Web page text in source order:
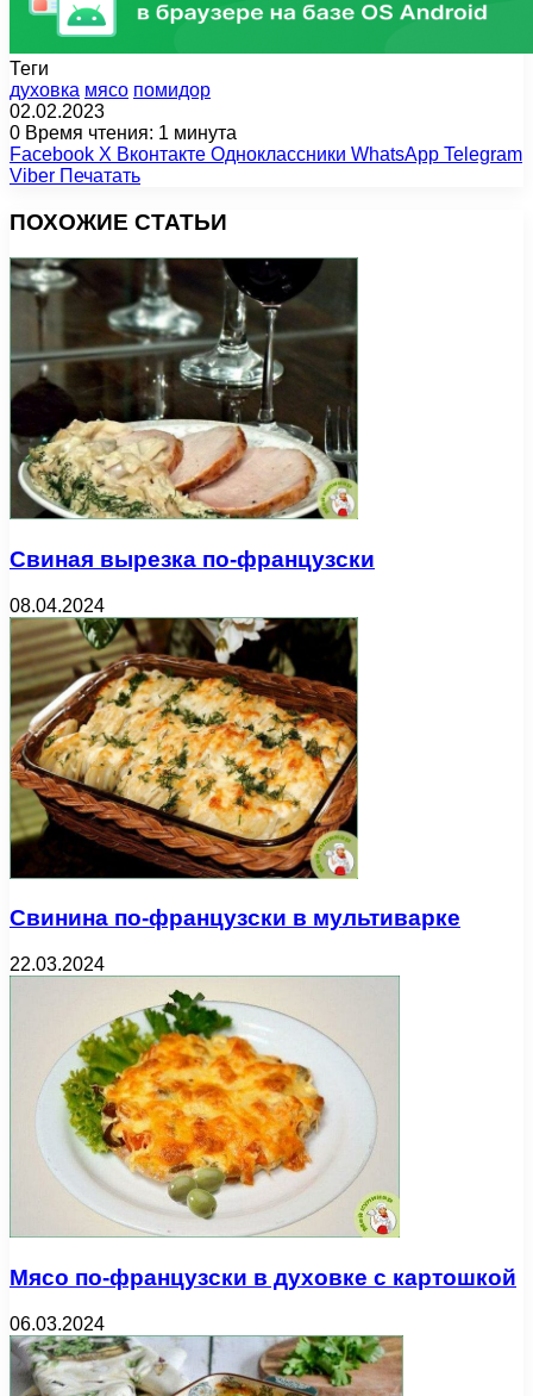
Теги
духовка мясо помидор
02.02.2023
0 Время чтения: 1 минута
Facebook X Вконтакте Одноклассники WhatsApp Telegram
Viber Печатать
ПОХОЖИЕ СТАТЬИ
Свиная вырезка по-французски
08.04.2024
Свинина по-французски в мультиварке
22.03.2024
Мясо по-французски в духовке с картошкой
06.03.2024